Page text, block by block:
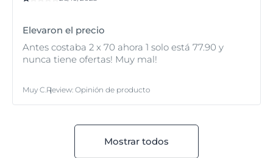
Elevaron el precio
Antes costaba 2 x 70 ahora 1 solo está 77.90 y
nunca tiene ofertas! Muy mal!
Muy C. Review: Opinión de producto
Mostrar todos